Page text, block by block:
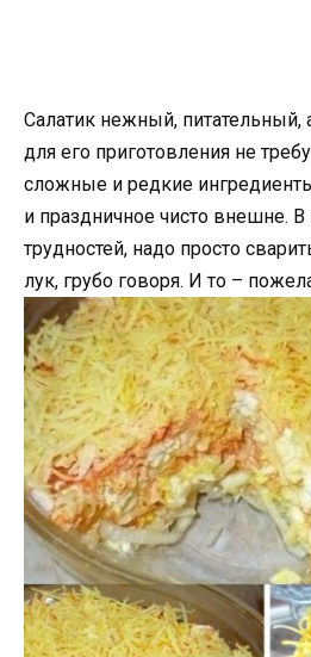
Салатик нежный, питательный,
для его приготовления не
сложные и редкие
и праздничное чисто внешне. В
трудностей, надо просто
лук, грубо говоря. И то –